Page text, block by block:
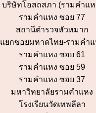
บริษัทโอสถสภา (รามคำแห
รามคำแหง ซอย 77
สถานีตำรวจหัวหมาก
แยกซอยมหาดไทย-รามคำแ
รามคำแหง ซอย 61
รามคำแหง ซอย 59
รามคำแหง ซอย 37
มหาวิทยาลัยรามคำแหง
โรงเรียนวัดเทพลีลา